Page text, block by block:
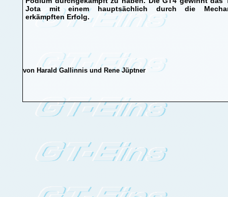
Jota mit einem hauptsächlich durch die
erkämpften Erfolg.
von Harald Gallinnis und Rene Jüptner